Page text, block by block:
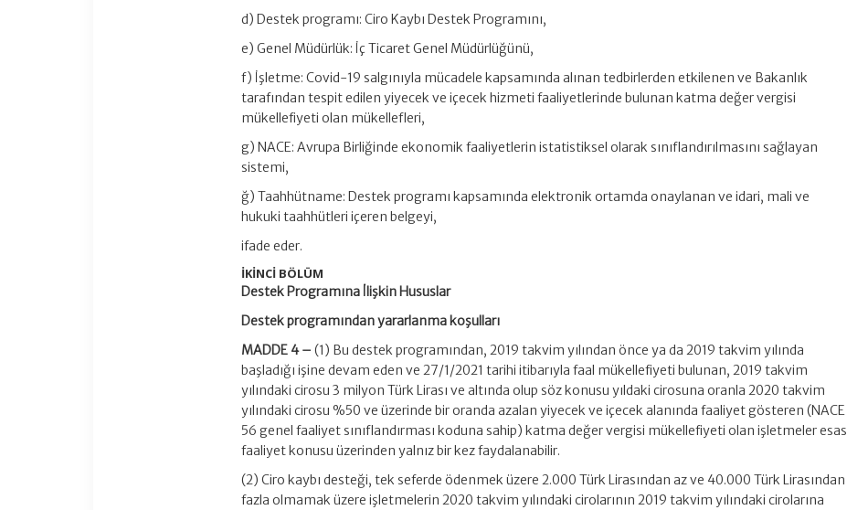
d) Destek programı: Ciro Kaybı Destek Programını,
e) Genel Müdürlük: İç Ticaret Genel Müdürlüğünü,
f) İşletme: Covid-19 salgınıyla mücadele kapsamında alınan tedbirlerden etkilenen ve Bakanlık
tarafından tespit edilen yiyecek ve içecek hizmeti faaliyetlerinde bulunan katma değer vergisi
mükellefiyeti olan mükellefleri,
g) NACE: Avrupa Birliğinde ekonomik faaliyetlerin istatistiksel olarak sınıflandırılmasını sağlayan
sistemi,
ğ) Taahhütname: Destek programı kapsamında elektronik ortamda onaylanan ve idari, mali ve
hukuki taahhütleri içeren belgeyi,
ifade eder.
İKİNCİ BÖLÜM
Destek Programına İlişkin Hususlar
Destek programından yararlanma koşulları
MADDE 4 –(1) Bu destek programından, 2019 takvim yılından önce ya da 2019 takvim yılında
başladığı işine devam eden ve 27/1/2021 tarihi itibarıyla faal mükellefiyeti bulunan, 2019 takvim
yılındaki cirosu 3 milyon Türk Lirası ve altında olup söz konusu yıldaki cirosuna oranla 2020 takvim
yılındaki cirosu %50 ve üzerinde bir oranda azalan yiyecek ve içecek alanında faaliyet gösteren (NACE
56 genel faaliyet sınıflandırması koduna sahip) katma değer vergisi mükellefiyeti olan işletmeler esas
faaliyet konusu üzerinden yalnız bir kez faydalanabilir.
(2) Ciro kaybı desteği, tek seferde ödenmek üzere 2.000 Türk Lirasından az ve 40.000 Türk Lirasından
fazla olmamak üzere işletmelerin 2020 takvim yılındaki cirolarının 2019 takvim yılındaki cirolarına